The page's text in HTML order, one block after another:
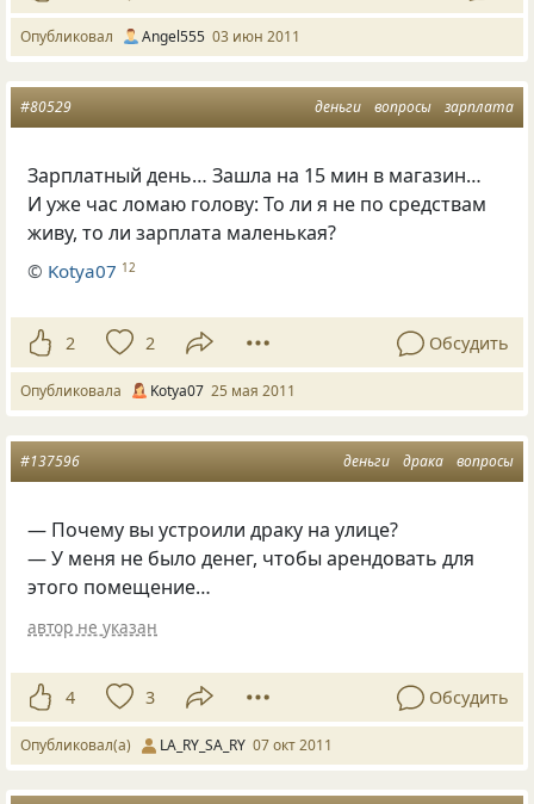
Опубликовал Аngel555 03 июн 2011
деньги вопросы зарплата
#80529
Зарплатный день… Зашла на 15 мин в магазин…
И уже час ломаю голову: То ли я не по средствам
живу, то ли зарплата маленькая?
© Kotya07 12
2 2 Обсудить
Опубликовала Kotya07 25 мая 2011
деньги драка вопросы
#137596
— Почему вы устроили драку на улице?
— У меня не было денег, чтобы арендовать для
этого помещение…
автор не указан
4 3 Обсудить
Опубликовал(а) LA_RY_SA_RY 07 окт 2011